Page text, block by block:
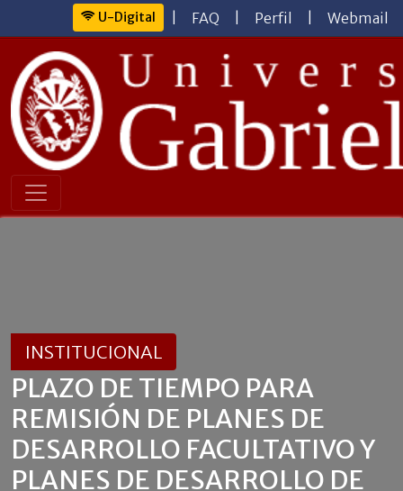
U-Digital FAQ Perfil Webmail
INSTITUCIONAL
PLAZO DE TIEMPO PARA
REMISIÓN DE PLANES DE
DESARROLLO FACULTATIVO Y
PLANES DE DESARROLLO DE